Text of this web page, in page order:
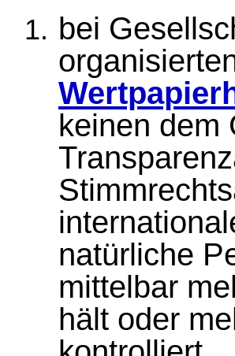
bei
keinen dem
natürliche
mittelbar
hält oder